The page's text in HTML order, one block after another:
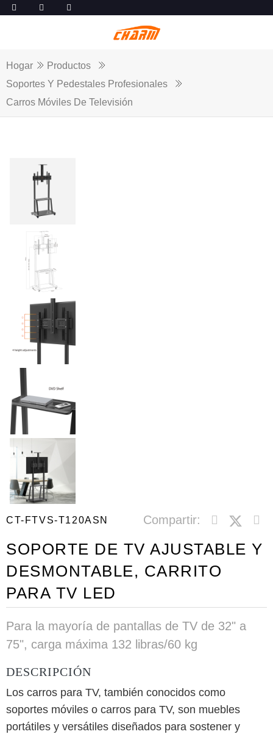
Hogar
Productos
Soportes Y Pedestales Profesionales
Carros Móviles De Televisión
CT-FTVS-T120ASN Compartir:
SOPORTE DE TV AJUSTABLE Y
DESMONTABLE, CARRITO
PARA TV LED
Para la mayoría de pantallas de TV de 32" a
75", carga máxima 132 libras/60 kg
DESCRIPCIÓN
Los carros para TV, también conocidos como
soportes móviles o carros para TV, son muebles
portátiles y versátiles diseñados para sostener y